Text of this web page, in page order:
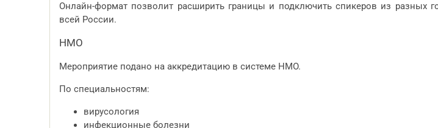
Онлайн-формат позволит расширить границы и подключить спикеров из разных
всей России.
НМО
Мероприятие подано на аккредитацию в системе НМО.
По специальностям:
вирусология
инфекционные болезни